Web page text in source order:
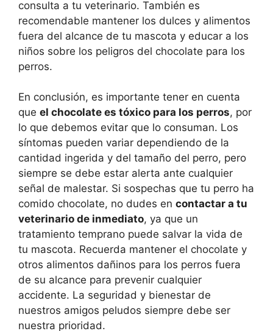
consulta a tu veterinario. También es
recomendable mantener los dulces y alimentos
fuera del alcance de tu mascota y educar a los
niños sobre los peligros del chocolate para los
perros.
En conclusión, es importante tener en cuenta
que el chocolate es tóxico para los perros, por
lo que debemos evitar que lo consuman. Los
síntomas pueden variar dependiendo de la
cantidad ingerida y del tamaño del perro, pero
siempre se debe estar alerta ante cualquier
señal de malestar. Si sospechas que tu perro ha
comido chocolate, no dudes en contactar a tu
veterinario de inmediato, ya que un
tratamiento temprano puede salvar la vida de
tu mascota. Recuerda mantener el chocolate y
otros alimentos dañinos para los perros fuera
de su alcance para prevenir cualquier
accidente. La seguridad y bienestar de
nuestros amigos peludos siempre debe ser
nuestra prioridad.